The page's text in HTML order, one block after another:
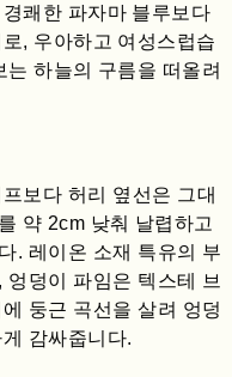
쾌한 파자마 블루보다
, 우아하고 여성스럽습
하늘의 구름을 떠올려
보다 허리 옆선은 그대
약 2cm 낮춰 날렵하고
. 레이온 소재 특유의 부
덩이 파임은 텍스테 브
둥근 곡선을 살려 엉덩
감싸줍니다.